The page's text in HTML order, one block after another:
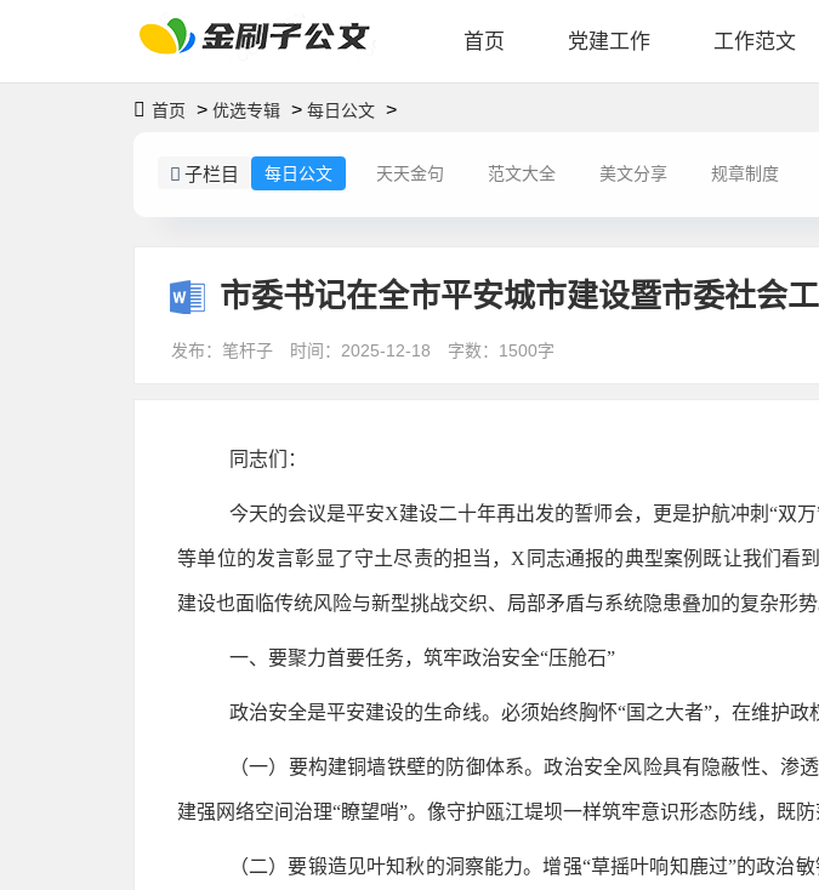
首页 党建工作 工作范文
首页 > 优选专辑 > 每日公文 >
子栏目 每日公文 天天金句 范文大全 美文分享 规章制度
市委书记在全市平安城市建设暨市委社会
发布：笔杆子 时间：2025-12-18 字数：1500字
同志们：
今天的会议是平安X建设二十年再出发的誓师会，更是护航冲刺“双
等单位的发言彰显了守土尽责的担当，X同志通报的典型案例既让我们看
建设也面临传统风险与新型挑战交织、局部矛盾与系统隐患叠加的复杂形
一、要聚力首要任务，筑牢政治安全“压舱石”
政治安全是平安建设的生命线。必须始终胸怀“国之大者”，在维护政
（一）要构建铜墙铁壁的防御体系。政治安全风险具有隐蔽性、渗
建强网络空间治理“瞭望哨”。像守护瓯江堤坝一样筑牢意识形态防线，既防
（二）要锻造见叶知秋的洞察能力。增强“草摇叶响知鹿过”的政